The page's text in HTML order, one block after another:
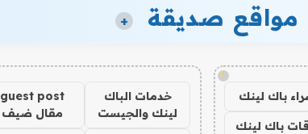
مواقع صديقة +
!
باك لينك
باك لينك
خدمات الباك
لينك والجيست
guest post
مقال ضيف